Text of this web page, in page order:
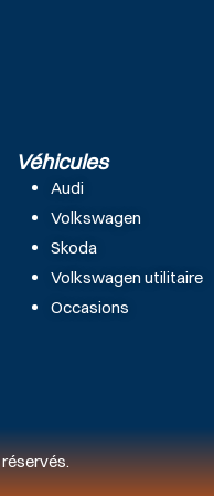
Véhicules
Audi
Volkswagen
Skoda
Volkswagen utilitaire
Occasions